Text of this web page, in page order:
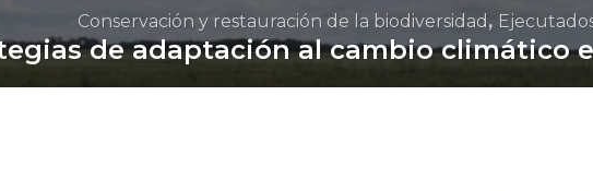
Conservación y restauración de la biodiversidad ,
de adaptación al cambio climático